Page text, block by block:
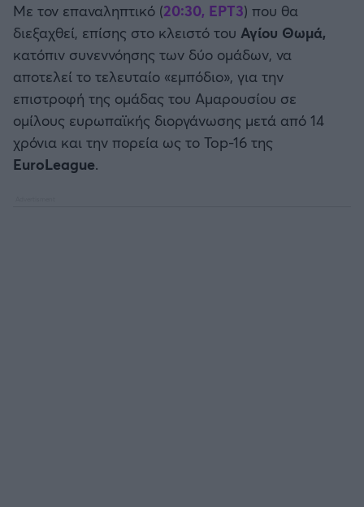
Τσέλσι
Άρσεναλ
Γιουβέντους
Μίλαν
ΟΠΑΠ BASKET LEAGUE
Προολυμπιακό τουρνουά μπάσκετ
BASKETAKI
EUROBASKET U20
Με τον επαναληπτικό (20:30, ΕΡΤ3) που θα
διεξαχθεί, επίσης στο κλειστό του Αγίου Θωμά,
κατόπιν συνεννόησης των δύο ομάδων, να
αποτελεί το τελευταίο «εμπόδιο», για την
επιστροφή της ομάδας του Αμαρουσίου σε
ομίλους ευρωπαϊκής διοργάνωσης μετά από 14
χρόνια και την πορεία ως το Top-16 της
EuroLeague.